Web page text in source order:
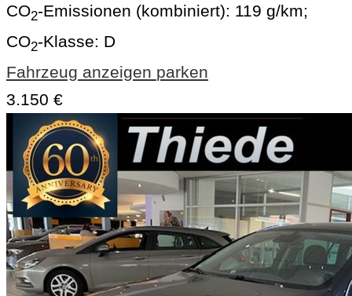
CO2-Emissionen (kombiniert): 119 g/km;
CO2-Klasse: D
Fahrzeug anzeigen parken
3.150 €